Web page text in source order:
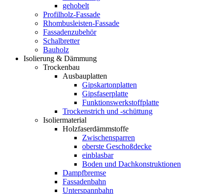
gehobelt
Profilholz-Fassade
Rhombusleisten-Fassade
Fassadenzubehör
Schalbretter
Bauholz
Isolierung & Dämmung
Trockenbau
Ausbauplatten
Gipskartonplatten
Gipsfaserplatte
Funktionswerkstoffplatte
Trockenstrich und -schüttung
Isoliermaterial
Holzfaserdämmstoffe
Zwischensparren
oberste Geschoßdecke
einblasbar
Boden und Dachkonstruktionen
Dampfbremse
Fassadenbahn
Unterspannbahn